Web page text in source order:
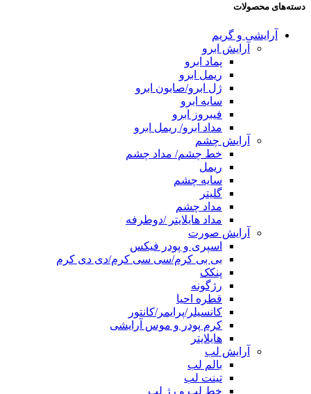
دسته‌های محصولات
آرایشی و گریم
آرایش ابرو
پماد ابرو
ریمل ابرو
ژل ابرو/صابون ابرو
سایه ابرو
فیبروز ابرو
مداد ابرو/ ریمل ابرو
آرایش چشم
خط چشم/ مداد چشم
ریمل
سایه چشم
گلیتر
مداد چشم
مداد هایلایتر /دوطرفه
آرایش صورت
اسپری و پودر فیکس
بی بی کرم/سی سی کرم/دی دی کرم
پنکک
رژگونه
قطره احیا
کانسیلر/پرایمر/کانتور
کرم پودر و موس آرایشی
هایلایتر
آرایش لب
بالم لب
تینت لب
خط لب و رژ لب